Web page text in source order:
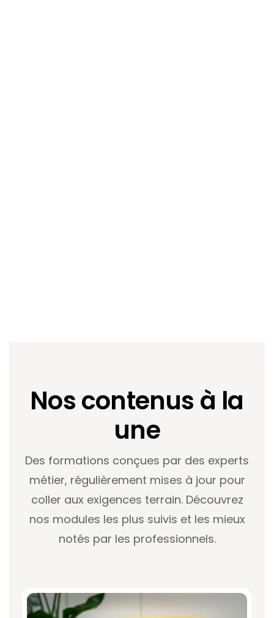
Nos contenus à la
une
Des formations conçues par des experts
métier, régulièrement mises à jour pour
coller aux exigences terrain. Découvrez
nos modules les plus suivis et les mieux
notés par les professionnels.